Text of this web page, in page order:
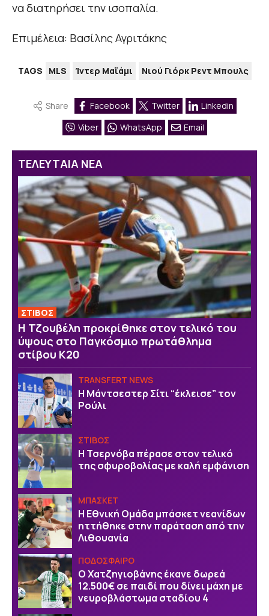
να διατηρήσει την ισοπαλία.
Επιμέλεια: Βασίλης Αγριτάκης
TAGS MLS Ίντερ Μαϊάμι Νιού Γιόρκ Ρεντ Μπουλς
Share Facebook Twitter
Linkedin
Viber
WhatsApp Email
ΤΕΛΕΥΤΑΙΑ ΝΕΑ
ΣΤΙΒΟΣ
Η Τζουβέλη προκρίθηκε στον τελικό του
ύψους στο Παγκόσμιο πρωτάθλημα
στίβου Κ20
TRANSFERT NEWS
Η Μάντσεστερ Σίτι “έκλεισε” τον
Ρούλι
ΣΤΙΒΟΣ
Η Τσερνόβα πέρασε στον τελικό
της σφυροβολίας με καλή εμφάνιση
ΜΠΑΣΚΕΤ
Η Εθνική Ομάδα μπάσκετ νεανίδων
ηττήθηκε στην παράταση από την
Λιθουανία
ΠΟΔΟΣΦΑΙΡΟ
Ο Χατζηγιοβάνης έκανε δωρεά
12.500€ σε παιδί που δίνει μάχη με
νευροβλάστωμα σταδίου 4